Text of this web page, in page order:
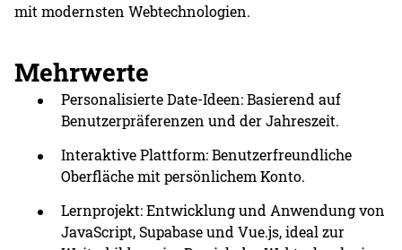
mit modernsten Webtechnologien.
Mehrwerte
Personalisierte Date-Ideen: Basierend auf
Benutzerpräferenzen und der Jahreszeit.
Interaktive Plattform: Benutzerfreundliche
Oberfläche mit persönlichem Konto.
Lernprojekt: Entwicklung und Anwendung von
JavaScript, Supabase und Vue.js, ideal zur